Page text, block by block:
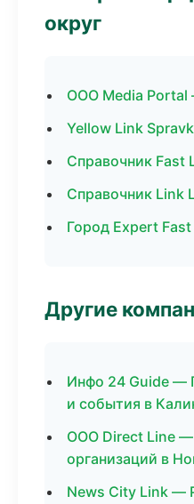
округ
ООО Media
Yellow Link
Справочник Fast
Справочник Link
Город Expert
Другие
Инфо 24 Guide —
и события в
ООО Direct Line
организаций в
News City Link —